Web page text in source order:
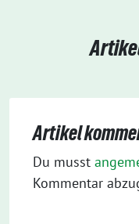
Artikel
Du musst
Kommentar